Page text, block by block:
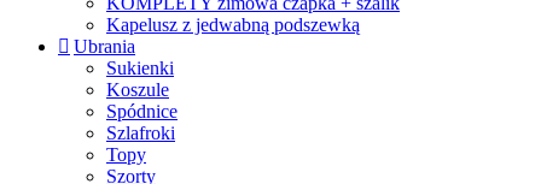
Kapelusz z jedwabną podszewką
Ubrania
Sukienki
Koszule
Spódnice
Szlafroki
Topy
Szorty